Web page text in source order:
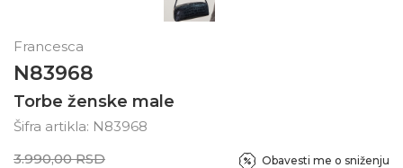
Francesca
N83968
Torbe ženske male
Šifra artikla: N83968
3.990,00 RSD Obavesti me o sniženju